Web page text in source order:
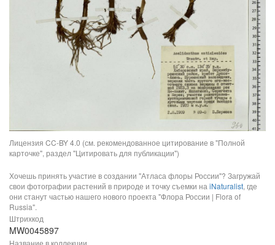
Лицензия CC-BY 4.0 (см. рекомендованное цитирование в "Полной
карточке", раздел "Цитировать для публикации")
Хочешь принять участие в создании "Атласа флоры России"? Загружай
свои фотографии растений в природе и точку съемки на iNaturalist, где
они станут частью нашего нового проекта "Флора России | Flora of
Russia".
Штрихкод
MW0045897
Название в коллекции